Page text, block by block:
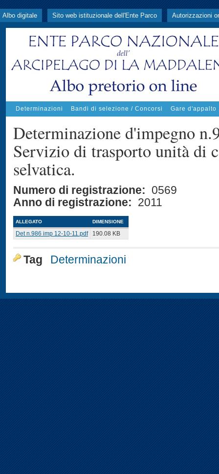
Albo digitale Sito web istituzionale dell'Ente Parco Autorizzazioni
Determinazioni Bandi di selezione / Concorsi Gare d'appalto
Determinazione d'impegno
Servizio di trasporto unità di
selvatica.
Numero di registrazione: 0569
Anno di registrazione: 2011
ALLEGATO DIMENSIONE
Det n.986 imp 12-10-11.pdf 190.08 KB
Tag Determinazioni